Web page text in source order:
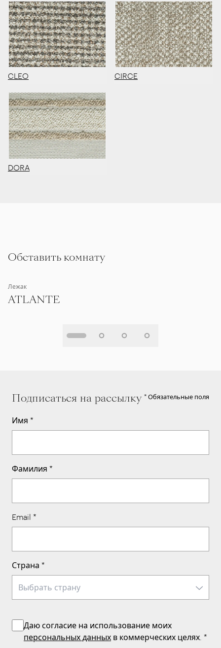
CLEO CIRCE
DORA
Обставить комнату
Лежак
ATLANTE
Подписаться на рассылку * Обязательные поля
Имя *
Фамилия *
Email *
Страна *
Даю согласие на использование моих
персональных данных в коммерческих целях. *